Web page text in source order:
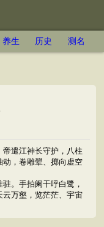
养生 历史 测名
遣江神长守护，八柱
，卷雕翚、掷向虚空
。手拍阑干呼白鹭，
云万壑，览茫茫、宇宙